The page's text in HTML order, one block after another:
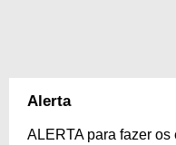
Alerta
ALERTA para fazer